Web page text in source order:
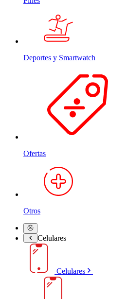
Deportes y Smartwatch
Ofertas
Otros
Celulares
Celulares